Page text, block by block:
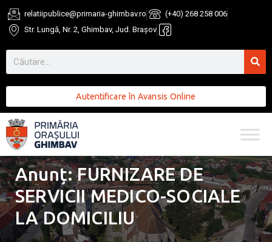
relatiipublice@primaria-ghimbav.ro
(+40) 268 258 006
Str. Lungă, Nr. 2, Ghimbav, Jud. Brașov
Autentificare în Avansis Online
Anunț: FURNIZARE DE
SERVICII MEDICO-SOCIALE
LA DOMICILIU